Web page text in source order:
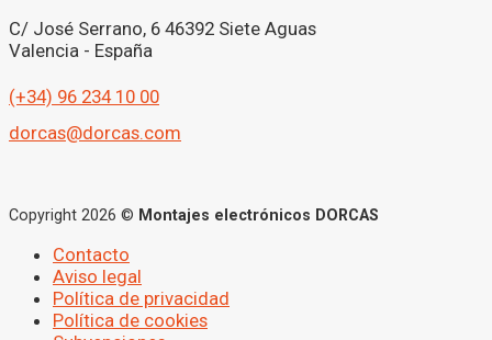
C/ José Serrano, 6 46392 Siete Aguas
Valencia - España
(+34) 96 234 10 00
dorcas@dorcas.com
Copyright 2026 © Montajes electrónicos DORCAS
Contacto
Aviso legal
Política de privacidad
Política de cookies